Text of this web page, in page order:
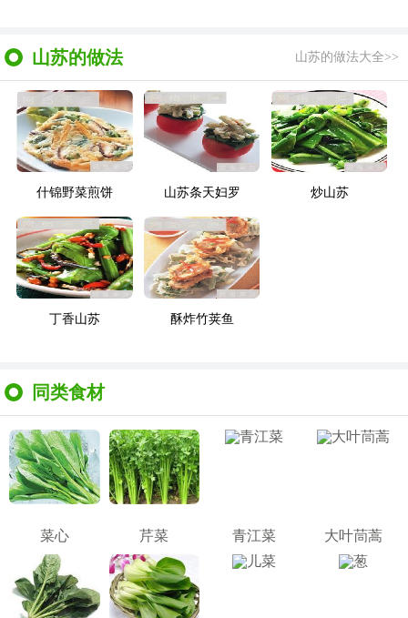
山苏的做法 山苏的做法大全>>
什锦野菜煎饼 山苏条天妇罗 炒山苏
丁香山苏 酥炸竹荚鱼
同类食材
菜心 芹菜 青江菜 大叶茼蒿